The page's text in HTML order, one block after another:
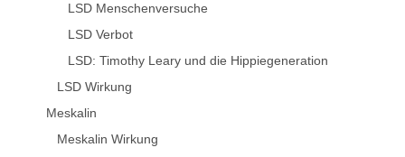
LSD Menschenversuche
LSD Verbot
LSD: Timothy Leary und die Hippiegeneration
LSD Wirkung
Meskalin
Meskalin Wirkung